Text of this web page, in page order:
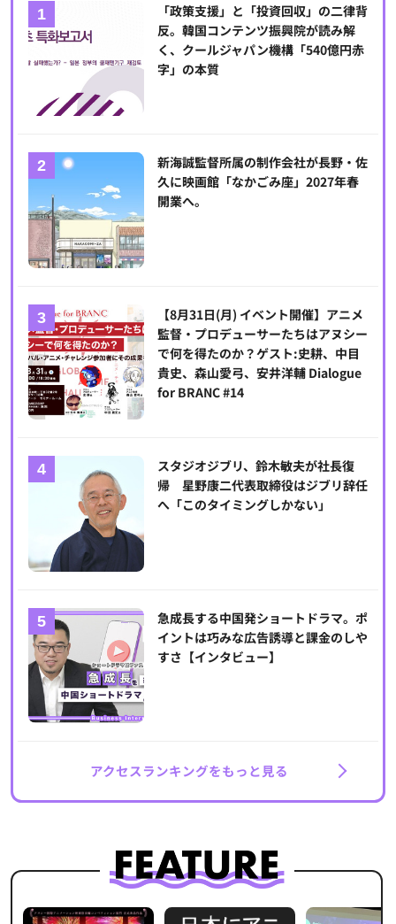
「政策支援」と「投資回収」の二律背
反。韓国コンテンツ振興院が読み解
く、クールジャパン機構「540億円赤
字」の本質
新海誠監督所属の制作会社が長野・佐
久に映画館「なかごみ座」2027年春
開業へ。
【8月31日(月) イベント開催】アニメ
監督・プロデューサーたちはアヌシー
で何を得たのか？ゲスト:史耕、中目
貴史、森山愛弓、安井洋輔 Dialogue
for BRANC #14
スタジオジブリ、鈴木敏夫が社長復
帰 星野康二代表取締役はジブリ辞任
へ「このタイミングしかない」
急成長する中国発ショートドラマ。ポ
イントは巧みな広告誘導と課金のしや
すさ【インタビュー】
アクセスランキングをもっと見る